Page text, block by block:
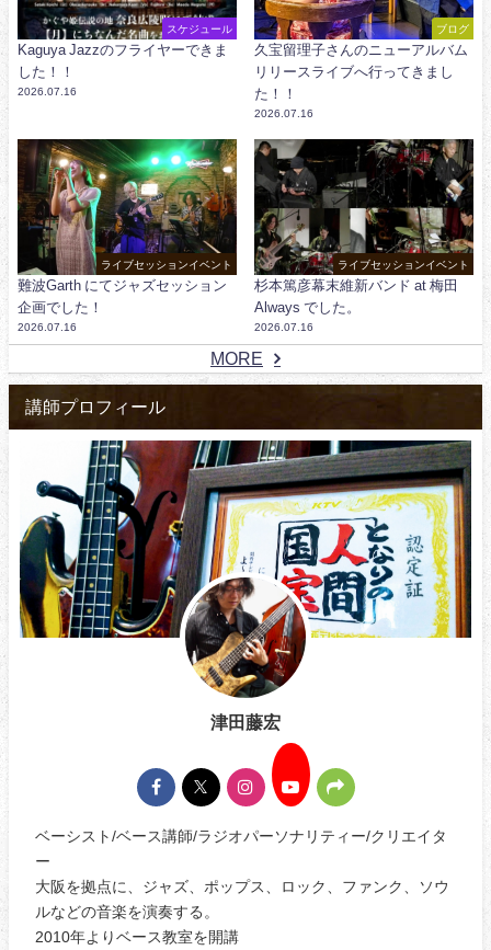
スケジュール
Kaguya Jazzのフライヤーできま
した！！
2026.07.16
ブログ
久宝留理子さんのニューアルバム
リリースライブへ行ってきまし
た！！
2026.07.16
ライブセッションイベント
難波Garth にてジャズセッション
企画でした！
2026.07.16
ライブセッションイベント
杉本篤彦幕末維新バンド at 梅田
Always でした。
2026.07.16
MORE
講師プロフィール
津田藤宏
ベーシスト/ベース講師/ラジオパーソナリティー/クリエイタ
ー
大阪を拠点に、ジャズ、ポップス、ロック、ファンク、ソウ
ルなどの音楽を演奏する。
2010年よりベース教室を開講